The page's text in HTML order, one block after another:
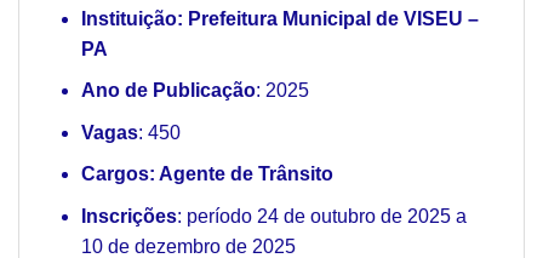
Instituição: Prefeitura Municipal de VISEU –
PA
Ano de Publicação: 2025
Vagas: 450
Cargos: Agente de Trânsito
Inscrições: período 24 de outubro de 2025 a
10 de dezembro de 2025